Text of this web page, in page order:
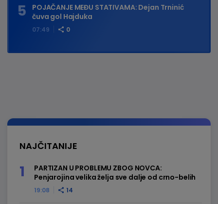
07:49 0
POJAČANJE MEĐU STATIVAMA: Dejan Trninić
čuva gol Hajduka
NAJČITANIJE
19:08 14
PARTIZAN U PROBLEMU ZBOG NOVCA:
Penjarojina velika želja sve dalje od crno-belih